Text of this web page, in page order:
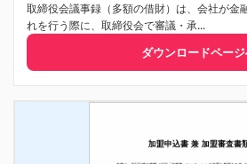
取締役会議事録（多額の借財）は、会社が金
れを行う際に、取締役会で審議・承...
ダウンロードペー